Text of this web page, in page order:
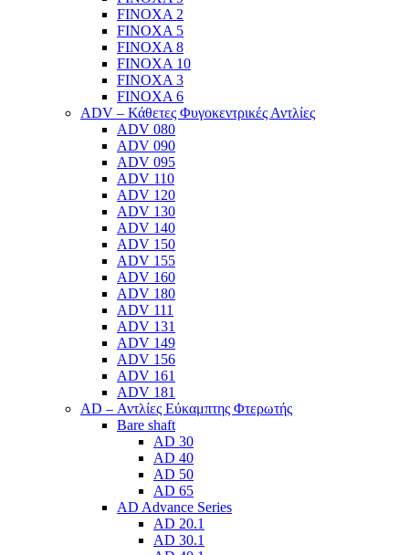
FINOXA 2
FINOXA 5
FINOXA 8
FINOXA 10
FINOXA 3
FINOXA 6
ADV – Κάθετες Φυγοκεντρικές Αντλίες
ADV 080
ADV 090
ADV 095
ADV 110
ADV 120
ADV 130
ADV 140
ADV 150
ADV 155
ADV 160
ADV 180
ADV 111
ADV 131
ADV 149
ADV 156
ADV 161
ADV 181
AD – Αντλίες Εύκαμπτης Φτερωτής
Bare shaft
AD 30
AD 40
AD 50
AD 65
AD Advance Series
AD 20.1
AD 30.1